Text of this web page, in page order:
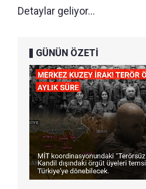
Detaylar geliyor...
GÜNÜN ÖZETİ